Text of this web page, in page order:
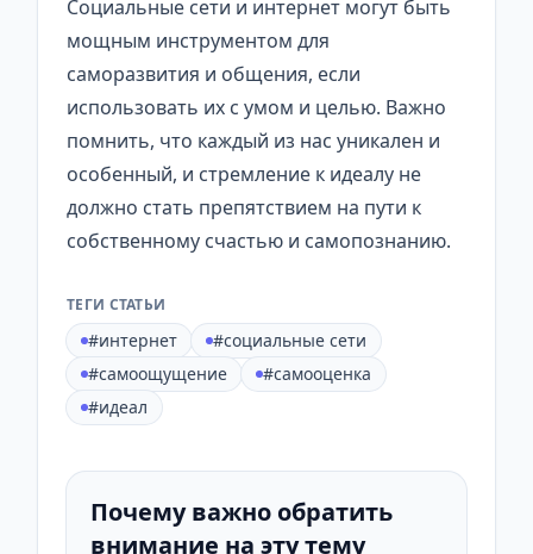
Социальные сети и интернет могут быть
мощным инструментом для
саморазвития и общения, если
использовать их с умом и целью. Важно
помнить, что каждый из нас уникален и
особенный, и стремление к идеалу не
должно стать препятствием на пути к
собственному счастью и самопознанию.
ТЕГИ СТАТЬИ
#интернет
#социальные сети
#самоощущение
#самооценка
#идеал
Почему важно обратить
внимание на эту тему